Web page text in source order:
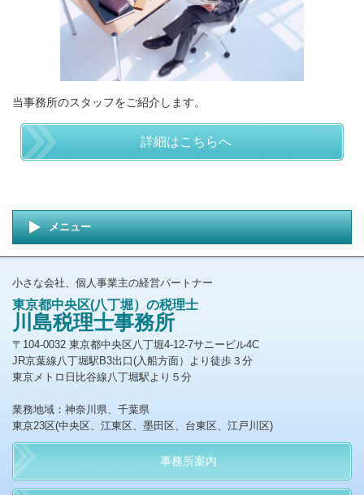
当事務所のスタッフをご紹介します。
詳細はこちらへ
メニュー
小さな会社、個人事業主の経営パートナー
東京都中央区(八丁堀）の税理士
川島税理士事務所
〒104-0032 東京都中央区八丁堀4-12-7サニービル4C
JR京葉線八丁堀駅B3出口(入船方面）より徒歩３分
東京メトロ日比谷線八丁堀駅より５分
業務地域：神奈川県、千葉県
東京23区(中央区、江東区、墨田区、台東区、江戸川区)
事務所案内